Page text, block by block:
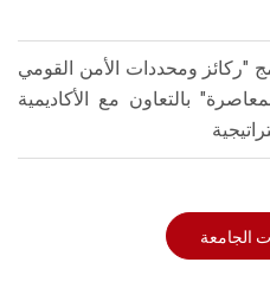
ومحددات الأمن القومي
بالتعاون مع الأكاديمية
الجامعة